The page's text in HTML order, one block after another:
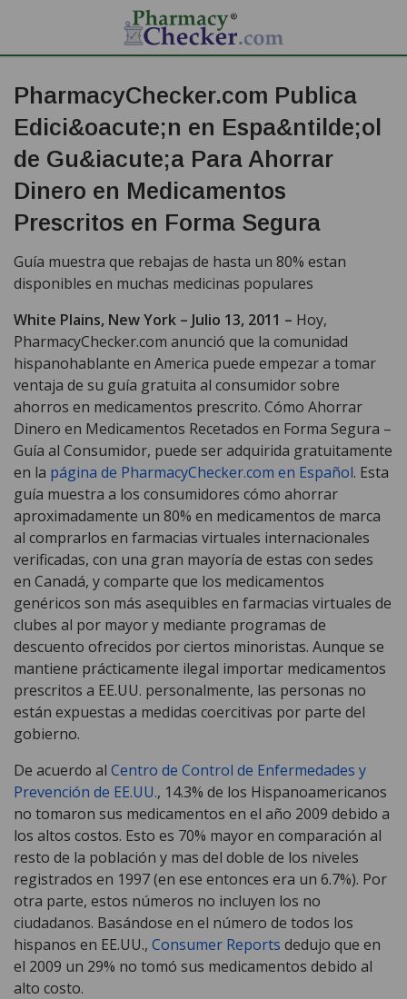
PharmacyChecker.com Publica
Edici&oacute;n en Espa&ntilde;ol
de Gu&iacute;a Para Ahorrar
Dinero en Medicamentos
Prescritos en Forma Segura
Guía muestra que rebajas de hasta un 80% estan
disponibles en muchas medicinas populares
White Plains, New York – Julio 13, 2011 – Hoy,
PharmacyChecker.com anunció que la comunidad
hispanohablante en America puede empezar a tomar
ventaja de su guía gratuita al consumidor sobre
ahorros en medicamentos prescrito. Cómo Ahorrar
Dinero en Medicamentos Recetados en Forma Segura –
Guía al Consumidor, puede ser adquirida gratuitamente
en la página de PharmacyChecker.com en Español. Esta
guía muestra a los consumidores cómo ahorrar
aproximadamente un 80% en medicamentos de marca
al comprarlos en farmacias virtuales internacionales
verificadas, con una gran mayoría de estas con sedes
en Canadá, y comparte que los medicamentos
genéricos son más asequibles en farmacias virtuales de
clubes al por mayor y mediante programas de
descuento ofrecidos por ciertos minoristas. Aunque se
mantiene prácticamente ilegal importar medicamentos
prescritos a EE.UU. personalmente, las personas no
están expuestas a medidas coercitivas por parte del
gobierno.
De acuerdo al Centro de Control de Enfermedades y
Prevención de EE.UU., 14.3% de los Hispanoamericanos
no tomaron sus medicamentos en el año 2009 debido a
los altos costos. Esto es 70% mayor en comparación al
resto de la población y mas del doble de los niveles
registrados en 1997 (en ese entonces era un 6.7%). Por
otra parte, estos números no incluyen los no
ciudadanos. Basándose en el número de todos los
hispanos en EE.UU., Consumer Reports dedujo que en
el 2009 un 29% no tomó sus medicamentos debido al
alto costo.